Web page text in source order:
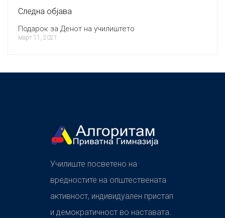
Следна објава
Подарок за Денот на училиштето
март 11, 2021
Училиште посветено на
вредностите на општествената
активност, индивидуален пристап
и демократичност во наставата.